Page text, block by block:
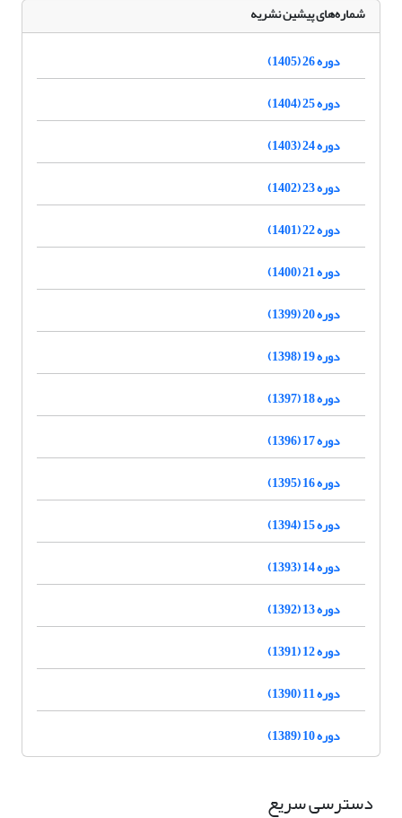
شماره‌های پیشین نشریه
دوره 26 (1405)
دوره 25 (1404)
دوره 24 (1403)
دوره 23 (1402)
دوره 22 (1401)
دوره 21 (1400)
دوره 20 (1399)
دوره 19 (1398)
دوره 18 (1397)
دوره 17 (1396)
دوره 16 (1395)
دوره 15 (1394)
دوره 14 (1393)
دوره 13 (1392)
دوره 12 (1391)
دوره 11 (1390)
دوره 10 (1389)
دسترسی سریع